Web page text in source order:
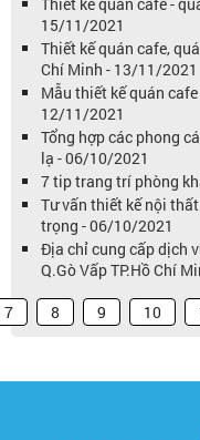
15/11/2021
Thiết kế quán cafe,
Chí Minh - 13/11/2021
Mẫu thiết kế quán
12/11/2021
Tổng hợp các phong
lạ - 06/10/2021
7 tip trang trí phòng
Tư vấn thiết kế nội
trọng - 06/10/2021
Địa chỉ cung cấp dịch
Q.Gò Vấp TP.Hồ Chí
7 8 9 10